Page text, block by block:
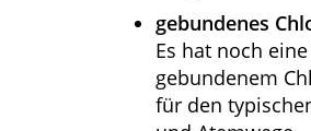
gebundenes
Es hat noch
gebundenem
für den